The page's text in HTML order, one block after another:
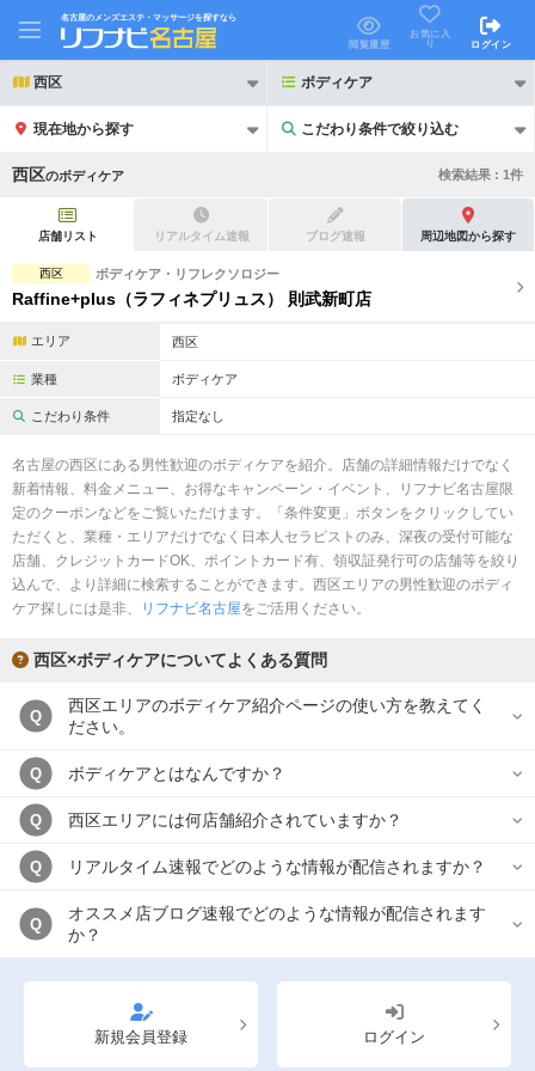
名古屋のメンズエステ・マッサージを探すなら
閲覧履歴
お気に入
り
ログイン
西区 ボディケア
現在地から探す こだわり条件で絞り込む
こだわり条件で絞り込む
21時以降も受付 24時以降も受付
2名様歓迎 団体様歓迎
完全個室 半個室あり
ペアルームあり シャワー室完備
日本人スタッフのみ
スタッフ指名可
駅から徒歩5分以内
西区のボディケア 検索結果 : 1件
店舗リスト リアルタイム速報 ブログ速報 周辺地図から探す
西区 ボディケア・リフレクソロジー
Raffine+plus（ラフィネプリュス） 則武新町店
エリア 西区
業種 ボディケア
こだわり条件 指定なし
名古屋の西区にある男性歓迎のボディケアを紹介。店舗の詳細情報だけでなく
新着情報、料金メニュー、お得なキャンペーン・イベント、リフナビ名古屋限
定のクーポンなどをご覧いただけます。「条件変更」ボタンをクリックしてい
ただくと、業種・エリアだけでなく日本人セラピストのみ、深夜の受付可能な
店舗、クレジットカードOK、ポイントカード有、領収証発行可の店舗等を絞り
込んで、より詳細に検索することができます。西区エリアの男性歓迎のボディ
ケア探しには是非、
リフナビ名古屋をご活用ください。
西区×ボディケアについてよくある質問
Q
西区エリアのボディケア紹介ページの使い方を教えてく
ださい。
Q ボディケアとはなんですか？
Q 西区エリアには何店舗紹介されていますか？
Q リアルタイム速報でどのような情報が配信されますか？
Q
オススメ店ブログ速報でどのような情報が配信されます
か？
新規会員登録 ログイン